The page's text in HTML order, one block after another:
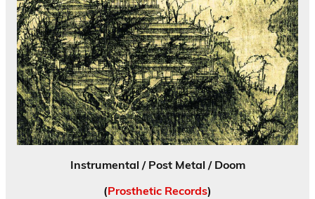
Instrumental / Post Metal / Doom
(Prosthetic Records)